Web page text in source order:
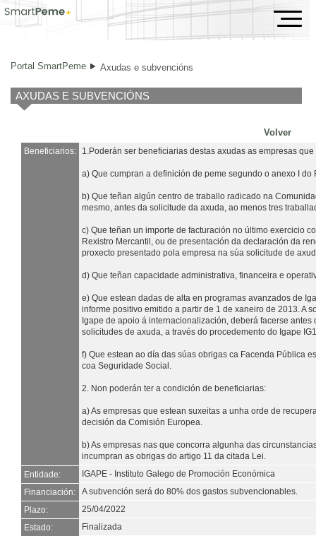
Axudas e subvencións
Portal SmartPeme Axudas e subvencións
AXUDAS E SUBVENCIÓNS
Volver
Beneficiarios: 1.Poderán ser beneficiarias destas axudas as empresas
a) Que cumpran a definición de peme segundo o anexo I
b) Que teñan algún centro de traballo radicado na
mesmo, antes da solicitude da axuda, ao menos tres
c) Que teñan un importe de facturación no último exercicio
Rexistro Mercantil, ou de presentación da declaración da
proxecto presentado pola empresa na súa solicitude de
d) Que teñan capacidade administrativa, financeira e
e) Que estean dadas de alta en programas avanzados de
informe positivo emitido a partir de 1 de xaneiro de 2013. A
Igape de apoio á internacionalización, deberá facerse
solicitudes de axuda, a través do procedemento do Igape
f) Que estean ao día das súas obrigas ca Facenda Pública
coa Seguridade Social.
2. Non poderán ter a condición de beneficiarias:
a) As empresas que estean suxeitas a unha orde de
decisión da Comisión Europea.
b) As empresas nas que concorra algunha das
incumpran as obrigas do artigo 11 da citada Lei.
Entidade:
IGAPE - Instituto Galego de Promoción Económica
Financiación:
A subvención será do 80% dos gastos subvencionables.
Plazo:
25/04/2022
Estado:
Finalizada